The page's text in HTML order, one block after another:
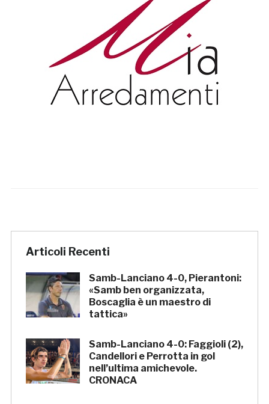
Articoli Recenti
Samb-Lanciano 4-0, Pierantoni:
«Samb ben organizzata,
Boscaglia è un maestro di
tattica»
Samb-Lanciano 4-0: Faggioli (2),
Candellori e Perrotta in gol
nell’ultima amichevole.
CRONACA